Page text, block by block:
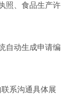
照、食品生产许
自动生成申请编
系沟通具体展